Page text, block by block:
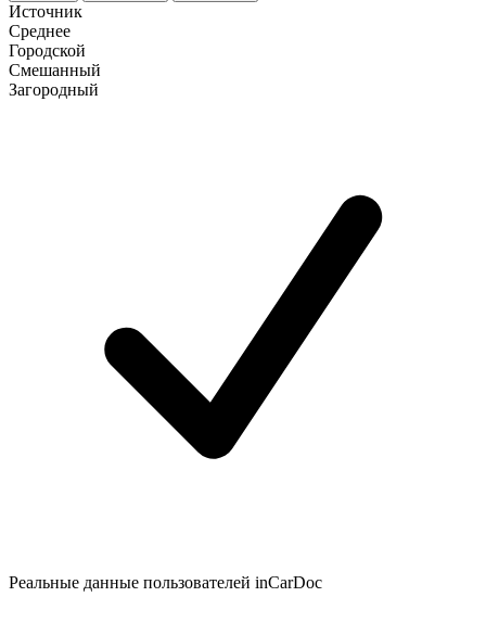
Источник
Среднее
Городской
Смешанный
Загородный
Реальные данные пользователей inCarDoc